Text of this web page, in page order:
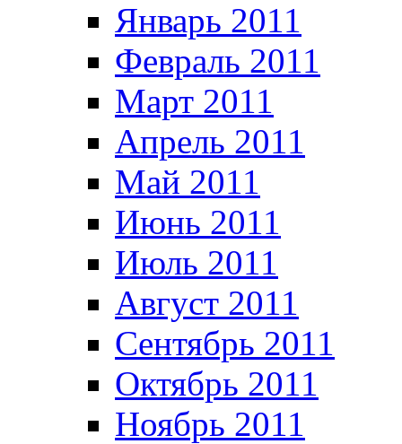
Январь 2011
Февраль 2011
Март 2011
Апрель 2011
Май 2011
Июнь 2011
Июль 2011
Август 2011
Сентябрь 2011
Октябрь 2011
Ноябрь 2011